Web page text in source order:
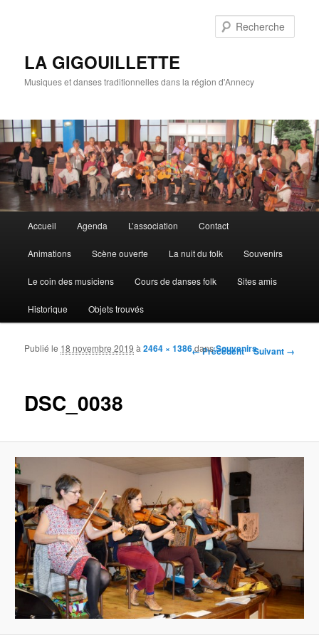
LA GIGOUILLETTE
Musiques et danses traditionnelles dans la région d'Annecy
Aller au contenu principal
Aller au contenu secondaire
Accueil Agenda L’association Contact
Animations Scène ouverte La nuit du folk Souvenirs
Le coin des musiciens Cours de danses folk Sites amis
Historique Objets trouvés
Navigation des images
← Précédent Suivant →
DSC_0038
Publié le 18 novembre 2019 à2464 × 1386dansSouvenirs